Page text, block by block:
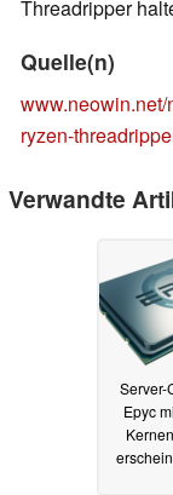
Threadripper
Quelle(n)
ryzen-
Verwandte
Server-
Epyc